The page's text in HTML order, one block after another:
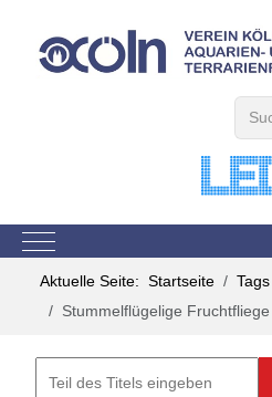
Mobile Menu Toggle
Aktuelle Seite: Startseite
Tags
Stummelflügelige Fruchtfliege